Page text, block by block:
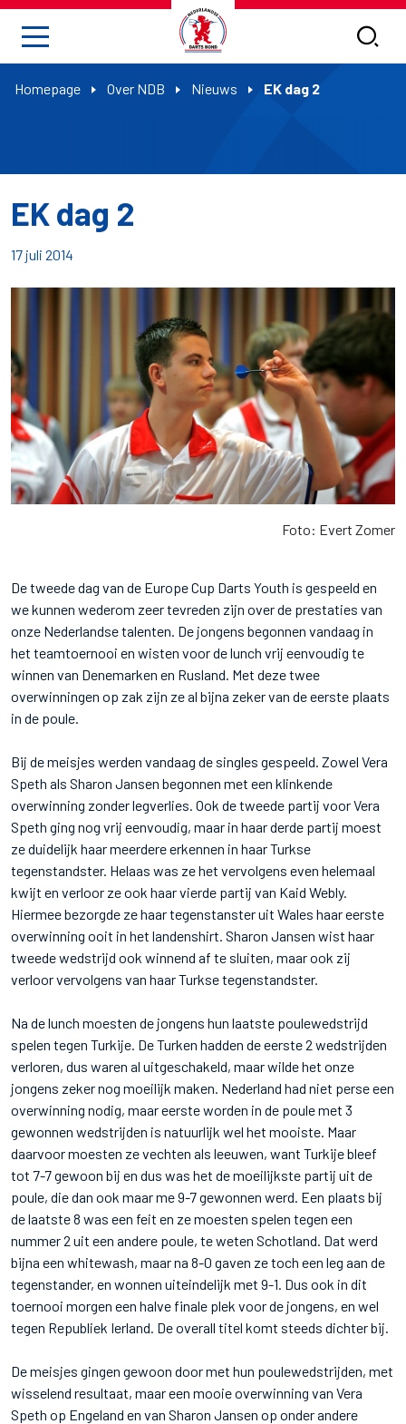
Homepage Over NDB Nieuws EK dag 2
EK dag 2
17 juli 2014
Foto: Evert Zomer
De tweede dag van de Europe Cup Darts Youth is gespeeld en
we kunnen wederom zeer tevreden zijn over de prestaties van
onze Nederlandse talenten. De jongens begonnen vandaag in
het teamtoernooi en wisten voor de lunch vrij eenvoudig te
winnen van Denemarken en Rusland. Met deze twee
overwinningen op zak zijn ze al bijna zeker van de eerste plaats
in de poule.
Bij de meisjes werden vandaag de singles gespeeld. Zowel Vera
Speth als Sharon Jansen begonnen met een klinkende
overwinning zonder legverlies. Ook de tweede partij voor Vera
Speth ging nog vrij eenvoudig, maar in haar derde partij moest
ze duidelijk haar meerdere erkennen in haar Turkse
tegenstandster. Helaas was ze het vervolgens even helemaal
kwijt en verloor ze ook haar vierde partij van Kaid Webly.
Hiermee bezorgde ze haar tegenstanster uit Wales haar eerste
overwinning ooit in het landenshirt. Sharon Jansen wist haar
tweede wedstrijd ook winnend af te sluiten, maar ook zij
verloor vervolgens van haar Turkse tegenstandster.
Na de lunch moesten de jongens hun laatste poulewedstrijd
spelen tegen Turkije. De Turken hadden de eerste 2 wedstrijden
verloren, dus waren al uitgeschakeld, maar wilde het onze
jongens zeker nog moeilijk maken. Nederland had niet perse een
overwinning nodig, maar eerste worden in de poule met 3
gewonnen wedstrijden is natuurlijk wel het mooiste. Maar
daarvoor moesten ze vechten als leeuwen, want Turkije bleef
tot 7-7 gewoon bij en dus was het de moeilijkste partij uit de
poule, die dan ook maar me 9-7 gewonnen werd. Een plaats bij
de laatste 8 was een feit en ze moesten spelen tegen een
nummer 2 uit een andere poule, te weten Schotland. Dat werd
bijna een whitewash, maar na 8-0 gaven ze toch een leg aan de
tegenstander, en wonnen uiteindelijk met 9-1. Dus ook in dit
toernooi morgen een halve finale plek voor de jongens, en wel
tegen Republiek Ierland. De overall titel komt steeds dichter bij.
De meisjes gingen gewoon door met hun poulewedstrijden, met
wisselend resultaat, maar een mooie overwinning van Vera
Speth op Engeland en van Sharon Jansen op onder andere